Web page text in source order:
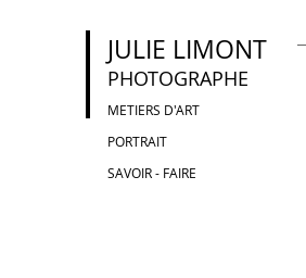
JULIE LIMONT
PHOTOGRAPHE
METIERS D'ART
PORTRAIT
SAVOIR - FAIRE